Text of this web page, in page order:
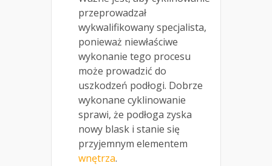
przeprowadzał
wykwalifikowany specjalista,
ponieważ niewłaściwe
wykonanie tego procesu
może prowadzić do
uszkodzeń podłogi. Dobrze
wykonane cyklinowanie
sprawi, że podłoga zyska
nowy blask i stanie się
przyjemnym elementem
wnętrza.